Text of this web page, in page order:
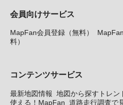
会員向けサービス
MapFan会員登録（無料）
料）
コンテンツサービス
最新地図情報 地図から探すトレン
使える！MapFan 道路走行調査で